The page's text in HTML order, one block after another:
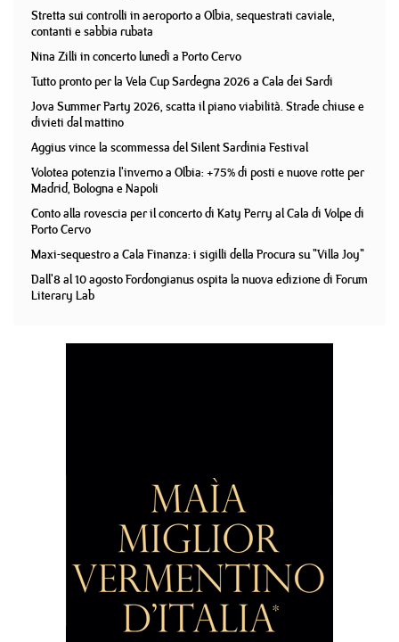
Stretta sui controlli in aeroporto a Olbia, sequestrati caviale,
contanti e sabbia rubata
Nina Zilli in concerto lunedì a Porto Cervo
Tutto pronto per la Vela Cup Sardegna 2026 a Cala dei Sardi
Jova Summer Party 2026, scatta il piano viabilità. Strade chiuse e
divieti dal mattino
Aggius vince la scommessa del Silent Sardinia Festival
Volotea potenzia l'inverno a Olbia: +75% di posti e nuove rotte per
Madrid, Bologna e Napoli
Conto alla rovescia per il concerto di Katy Perry al Cala di Volpe di
Porto Cervo
Maxi-sequestro a Cala Finanza: i sigilli della Procura su "Villa Joy"
Dall'8 al 10 agosto Fordongianus ospita la nuova edizione di Forum
Literary Lab